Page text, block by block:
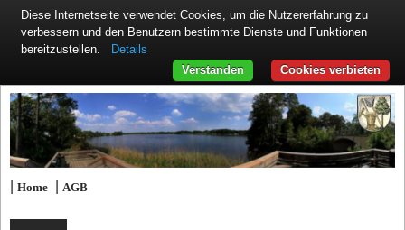
|Home |AGB
Diese Internetseite verwendet Cookies, um die Nutzererfahrung zu
verbessern und den Benutzern bestimmte Dienste und Funktionen
bereitzustellen.
Details
Cookies verbieten
Verstanden